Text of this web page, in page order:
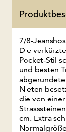
7/8-
Die
Pocket-Stil
und besten
Nieten
die von
cm. Extra